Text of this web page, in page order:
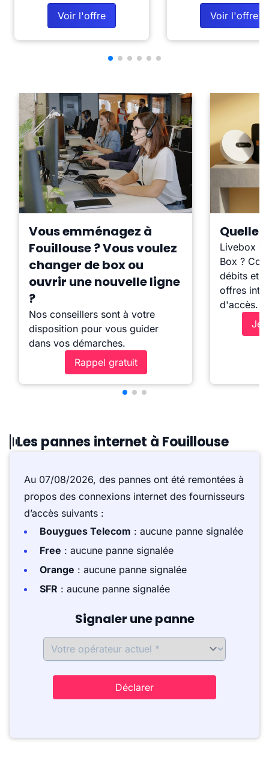
Voir l'offre Voir l'offre
Vous emménagez à
Fouillouse ? Vous voulez
changer de box ou
ouvrir une nouvelle ligne
?
Nos conseillers sont à votre
disposition pour vous guider
dans vos démarches.
Rappel gratuit
Quelle
Livebox ?
Box ?
débits et
offres
d'accès.
Je
Les pannes internet à Fouillouse
Au 07/08/2026, des pannes ont été remontées à
propos des connexions internet des fournisseurs
d’accès suivants :
Bouygues Telecom : aucune panne signalée
Free : aucune panne signalée
Orange : aucune panne signalée
SFR : aucune panne signalée
Signaler une panne
Déclarer